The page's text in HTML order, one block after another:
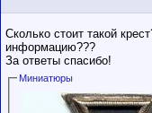
Сколько стоит такой
информацию???
За ответы спасибо!
Миниатюры